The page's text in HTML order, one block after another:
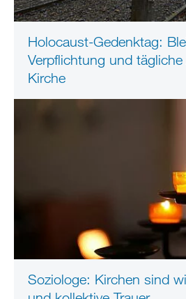
Holocaust-Gedenktag:
Verpflichtung und
Kirche
Soziologe: Kirchen sind